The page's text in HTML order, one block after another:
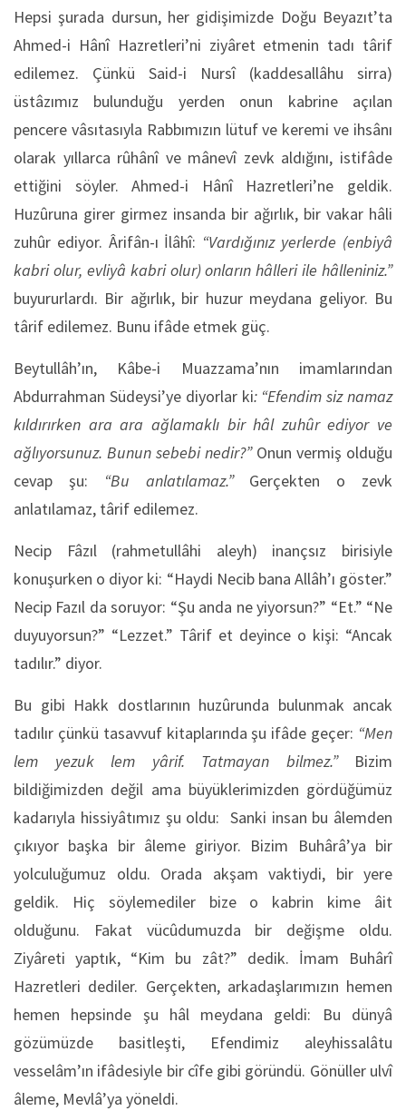
Hepsi şurada dursun, her gidişimizde Doğu Beyazıt’ta
Ahmed-i Hânî Hazretleri’ni ziyâret etmenin tadı târif
edilemez. Çünkü Said-i Nursî (kaddesallâhu sirra)
üstâzımız bulunduğu yerden onun kabrine açılan
pencere vâsıtasıyla Rabbımızın lütuf ve keremi ve ihsânı
olarak yıllarca rûhânî ve mânevî zevk aldığını, istifâde
ettiğini söyler. Ahmed-i Hânî Hazretleri’ne geldik.
Huzûruna girer girmez insanda bir ağırlık, bir vakar hâli
zuhûr ediyor. Ârifân-ı İlâhî: “Vardığınız yerlerde (enbiyâ
kabri olur, evliyâ kabri olur) onların hâlleri ile hâlleniniz.”
buyururlardı. Bir ağırlık, bir huzur meydana geliyor. Bu
târif edilemez. Bunu ifâde etmek güç.
Beytullâh’ın, Kâbe-i Muazzama’nın imamlarından
Abdurrahman Südeysi’ye diyorlar ki: “Efendim siz namaz
kıldırırken ara ara ağlamaklı bir hâl zuhûr ediyor ve
ağlıyorsunuz. Bunun sebebi nedir?”Onun vermiş olduğu
cevap şu:
“Bu anlatılamaz.”Gerçekten o zevk
anlatılamaz, târif edilemez.
Necip Fâzıl (rahmetullâhi aleyh) inançsız birisiyle
konuşurken o diyor ki: “Haydi Necib bana Allâh’ı göster.”
Necip Fazıl da soruyor: “Şu anda ne yiyorsun?” “Et.” “Ne
duyuyorsun?” “Lezzet.” Târif et deyince o kişi: “Ancak
tadılır.” diyor.
Bu gibi Hakk dostlarının huzûrunda bulunmak ancak
tadılır çünkü tasavvuf kitaplarında şu ifâde geçer: “Men
lem yezuk lem yârif. Tatmayan bilmez.”Bizim
bildiğimizden değil ama büyüklerimizden gördüğümüz
kadarıyla hissiyâtımız şu oldu: Sanki insan bu âlemden
çıkıyor başka bir âleme giriyor. Bizim Buhârâ’ya bir
yolculuğumuz oldu. Orada akşam vaktiydi, bir yere
geldik. Hiç söylemediler bize o kabrin kime âit
olduğunu. Fakat vücûdumuzda bir değişme oldu.
Ziyâreti yaptık, “Kim bu zât?” dedik. İmam Buhârî
Hazretleri dediler. Gerçekten, arkadaşlarımızın hemen
hemen hepsinde şu hâl meydana geldi: Bu dünyâ
gözümüzde basitleşti, Efendimiz aleyhissalâtu
vesselâm’ın ifâdesiyle bir cîfe gibi göründü. Gönüller ulvî
âleme, Mevlâ’ya yöneldi.